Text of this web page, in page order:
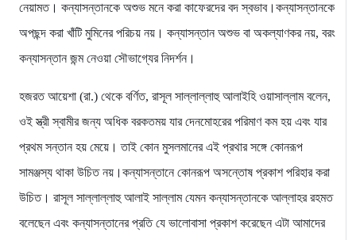
নেয়ামত। কন্যাসন্তানকে অশুভ মনে করা কাফেরদের বদ স্বভাব।কন্যাসন্তানকে
অপছন্দ করা খাঁটি মুমিনের পরিচয় নয়। কন্যাসন্তান অশুভ বা অকল্যাণকর নয়, বরং
কন্যাসন্তান জন্ম নেওয়া সৌভাগ্যের নিদর্শন।
হজরত আয়েশা (রা.) থেকে বর্ণিত, রাসূল সাল্লাল্লাহু আলাইহি ওয়াসাল্লাম বলেন,
ওই স্ত্রী স্বামীর জন্য অধিক বরকতময় যার দেনমোহরের পরিমাণ কম হয় এবং যার
প্রথম সন্তান হয় মেয়ে। তাই কোন মুসলমানের এই প্রথার সঙ্গে কোনরূপ
সামঞ্জস্য থাকা উচিত নয়।কন্যাসন্তানে কোনরূপ অসন্তোষ প্রকাশ পরিহার করা
উচিত। রাসূল সাল্লাল্লাহু আলাই সাল্লাম যেমন কন্যাসন্তানকে আল্লাহর রহমত
বলেছেন এবং কন্যাসন্তানের প্রতি যে ভালোবাসা প্রকাশ করেছেন এটা আমাদের